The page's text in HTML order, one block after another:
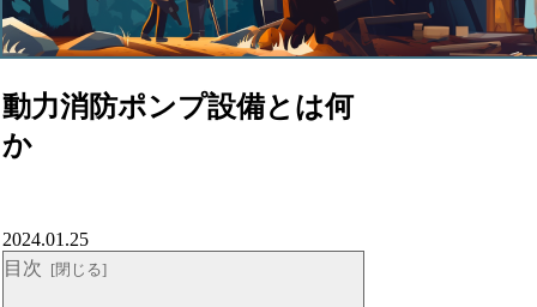
動力消防ポンプ設備とは何
か
2024.01.25
目次